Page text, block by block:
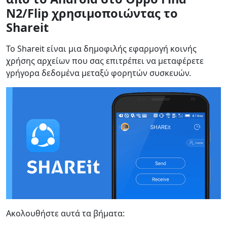
N2/Flip χρησιμοποιώντας το
Shareit
Το Shareit είναι μια δημοφιλής εφαρμογή κοινής
χρήσης αρχείων που σας επιτρέπει να μεταφέρετε
γρήγορα δεδομένα μεταξύ φορητών συσκευών.
Ακολουθήστε αυτά τα βήματα:
Gaeilge 繁體中文